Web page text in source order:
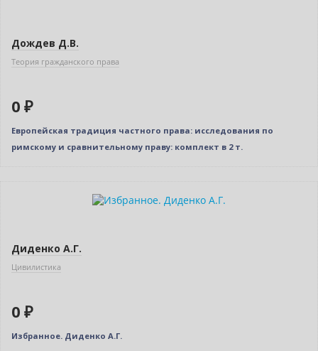
Дождев Д.В.
Теория гражданского права
0 ₽
Европейская традиция частного права: исследования по
римскому и сравнительному праву: комплект в 2 т.
Диденко А.Г.
Цивилистика
0 ₽
Избранное. Диденко А.Г.